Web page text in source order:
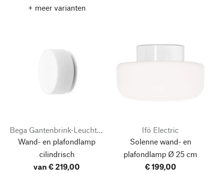
+ meer varianten
Bega Gantenbrink-Leuchten
Wand- en plafondlamp
cilindrisch
van € 219,00
Ifö Electric
Solenne wand- en
plafondlamp Ø 25 cm
€ 199,00